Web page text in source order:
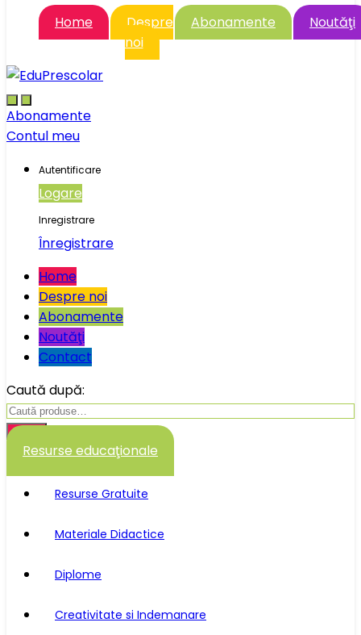
Home
Despre
noi
Abonamente Noutăţi
Abonamente
Contul meu
Autentificare
Logare
Inregistrare
Înregistrare
Home
Despre noi
Abonamente
Noutăţi
Contact
Caută după:
Caută
Resurse educaţionale
Resurse Gratuite
Materiale Didactice
Diplome
Creativitate si Indemanare